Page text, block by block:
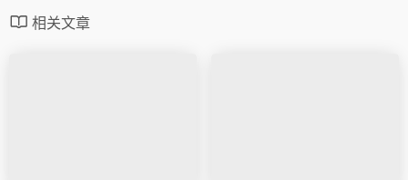
相关文章